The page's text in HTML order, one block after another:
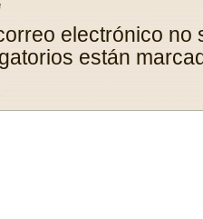
electrónico no
están